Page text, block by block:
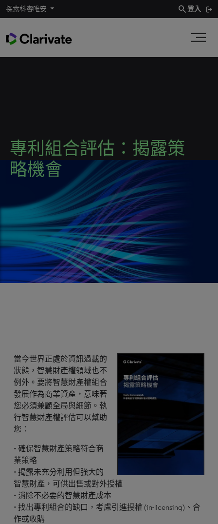
探索科睿唯安 search登入
專利組合評估：揭露策
略機會
當今世界正處於資訊過載的
狀態，智慧財產權領域也不
例外。要將智慧財產權組合
發展作為商業資產，意味著
您必須兼顧全局與細節。執
行智慧財產權評估可以幫助
您：
• 確保智慧財產策略符合商
業策略
• 揭露未充分利用但強大的
智慧財產，可供出售或對外授權
• 消除不必要的智慧財產成本
• 找出專利組合的缺口，考慮引進授權 (in-licensing)、合
作或收購